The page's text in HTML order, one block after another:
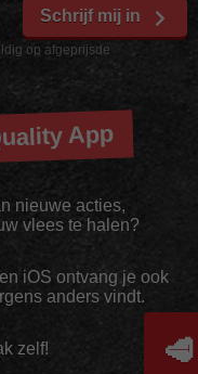
op afgeprijsde
Schrijf mij in
App
nieuwe acties,
vlees te halen?
iOS ontvang je ook
anders vindt.
zelf! 🥩